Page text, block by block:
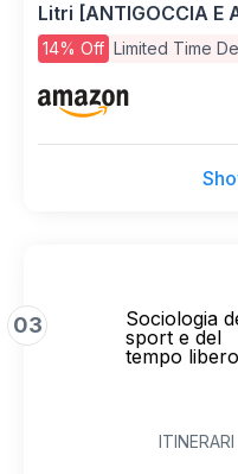
Litri [ANTIGOCCIA E
Acqua senza BPA
Adatta a Bevande
e Tempo Libero - Blu
14% Off Limited Time
03
Sociologia
sport e del
tempo libero
ITINERARI